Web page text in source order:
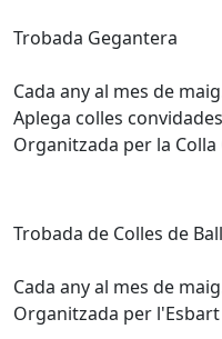
Trobada Gegantera
Cada any al mes de
Aplega colles
Organitzada per la
Trobada de Colles de
Cada any al mes de
Organitzada per